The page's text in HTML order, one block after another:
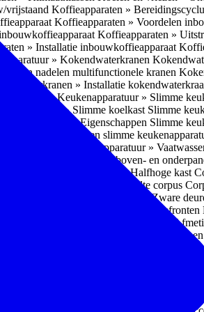
vrijstaand Koffieapparaten »
Koffieapparaten » Voordelen
Koffieapparaten »
» Installatie inbouwkoffieapparaat
» Kokendwaterkranen
en nadelen multifunctionele kranen
» Installatie
» OvensKeukenapparatuur » Slimme
» Slimme koelkast Slimme
» Eigenschappen Slimme
» Nadelen slimme
Keukenapparatuur »
Corpus » Buitenkant zij-, boven- en
Corpus » Halfhoge kast
Corpus » Breedte corpus
Hang- en sluitwerk » Zware
» Soorten deur- en ladefronten
Keukenkastdeur »
Keukenkastdeur » Deurgrepen
Achterwanden » Nadelen
Afvalsystemen »
Inbouwaccessoires »
Inbouwaccessoires »